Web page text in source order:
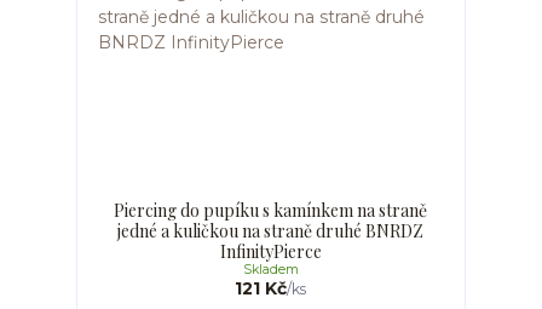
Piercing do pupíku s kamínkem na straně
jedné a kuličkou na straně druhé BNRDZ
InfinityPierce
121 Kč/ks
Skladem